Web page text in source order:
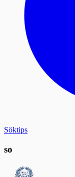
Söktips
so